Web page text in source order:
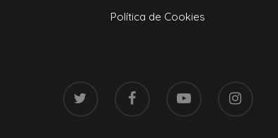
Política de Cookies